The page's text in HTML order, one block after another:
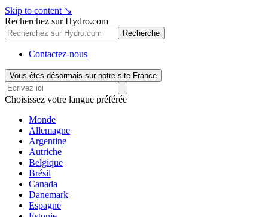
Skip to content ↘
Recherchez sur Hydro.com
Recherche
Contactez-nous
Vous êtes désormais sur notre site France
Choisissez votre langue préférée
Monde
Allemagne
Argentine
Autriche
Belgique
Brésil
Canada
Danemark
Espagne